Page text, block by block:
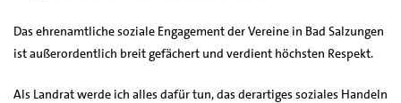
Das ehrenamtliche soziale Engagement der Vereine in Bad Salzungen
ist außerordentlich breit gefächert und verdient höchsten Respekt.
Als Landrat werde ich alles dafür tun, das derartiges soziales Handeln